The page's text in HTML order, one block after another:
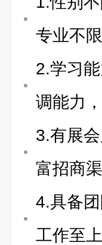
专业不限
2.学习
调能力
3.有展
富招商
4.具备
工作至上